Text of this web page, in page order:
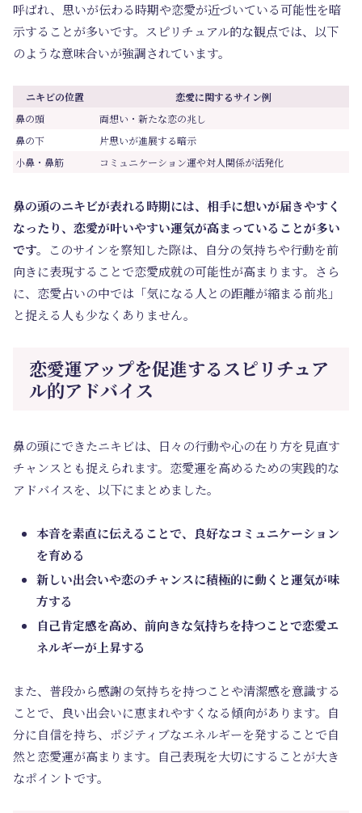
呼ばれ、思いが伝わる時期や恋愛が近づいている可能性を暗
示することが多いです。スピリチュアル的な観点では、以下
のような意味合いが強調されています。
ニキビの位置
恋愛に関するサイン例
鼻の頭
両想い・新たな恋の兆し
鼻の下
片思いが進展する暗示
小鼻・鼻筋
コミュニケーション運や対人関係が活発化
鼻の頭のニキビが表れる時期には、相手に想いが届きやすく
なったり、恋愛が叶いやすい運気が高まっていることが多い
です。
このサインを察知した際は、自分の気持ちや行動を前
向きに表現することで恋愛成就の可能性が高まります。さら
に、恋愛占いの中では「気になる人との距離が縮まる前兆」
と捉える人も少なくありません。
恋愛運アップを促進するスピリチュア
ル的アドバイス
鼻の頭にできたニキビは、日々の行動や心の在り方を見直す
チャンスとも捉えられます。恋愛運を高めるための実践的な
アドバイスを、以下にまとめました。
本音を素直に伝えることで、良好なコミュニケーション
を育める
新しい出会いや恋のチャンスに積極的に動くと運気が味
方する
自己肯定感を高め、前向きな気持ちを持つことで恋愛エ
ネルギーが上昇する
また、普段から感謝の気持ちを持つことや清潔感を意識する
ことで、良い出会いに恵まれやすくなる傾向があります。自
分に自信を持ち、ポジティブなエネルギーを発することで自
然と恋愛運が高まります。自己表現を大切にすることが大き
なポイントです。